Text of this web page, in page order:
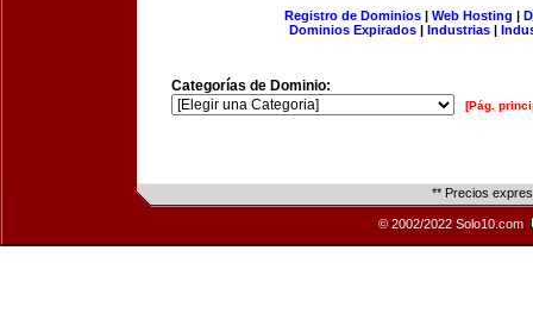
Registro de Dominios| Web Hosting |
Dominios Expirados | Industrias |
Categorías de Dominio:
[Pág.
** Precios
© 2002/2022 Solo10.com